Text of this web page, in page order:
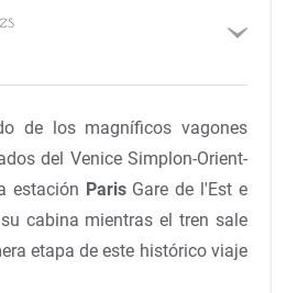
de los magníficos vagones
del Venice Simplon-Orient-
estación ParisGare de l'Est e
cabina mientras el tren sale
etapa de este histórico viaje